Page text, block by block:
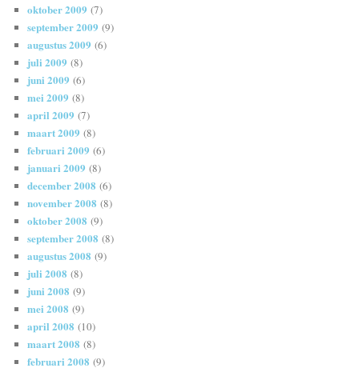
oktober 2009 (7)
september 2009 (9)
augustus 2009 (6)
juli 2009 (8)
juni 2009 (6)
mei 2009 (8)
april 2009 (7)
maart 2009 (8)
februari 2009 (6)
januari 2009 (8)
december 2008 (6)
november 2008 (8)
oktober 2008 (9)
september 2008 (8)
augustus 2008 (9)
juli 2008 (8)
juni 2008 (9)
mei 2008 (9)
april 2008 (10)
maart 2008 (8)
februari 2008 (9)